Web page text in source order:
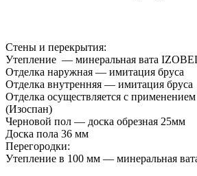
Стены и перекрытия:
Утепление — минеральная вата
Отделка наружная — имитация бруса
Отделка внутренняя — имитация бруса
Отделка осуществляется с
(Изоспан)
Черновой пол — доска обрезная 25мм
Доска пола 36 мм
Перегородки:
Утепление в 100 мм — минеральная